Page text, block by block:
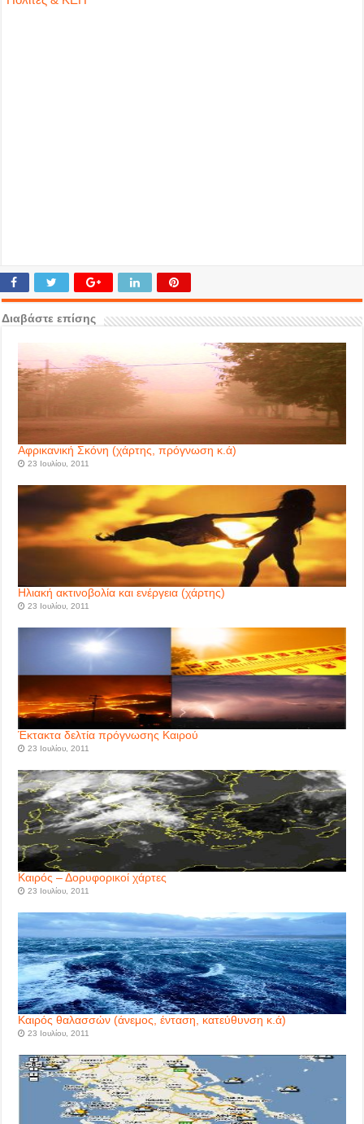
Διαβάστε επίσης
Αφρικανική Σκόνη (χάρτης, πρόγνωση κ.ά)
23 Ιουλίου, 2011
Ηλιακή ακτινοβολία και ενέργεια (χάρτης)
23 Ιουλίου, 2011
Έκτακτα δελτία πρόγνωσης Καιρού
23 Ιουλίου, 2011
Καιρός – Δορυφορικοί χάρτες
23 Ιουλίου, 2011
Καιρός θαλασσών (άνεμος, ένταση, κατεύθυνση κ.ά)
23 Ιουλίου, 2011